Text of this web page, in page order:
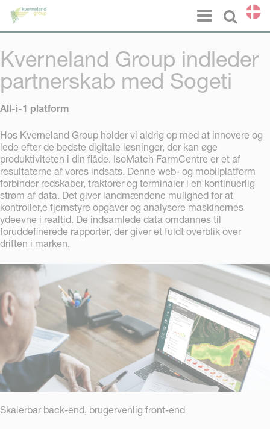
Select
Menu
Kverneland Group indleder
partnerskab med Sogeti
All-i-1 platform
Hos Kverneland Group holder vi aldrig op med at innovere og
lede efter de bedste digitale løsninger, der kan øge
produktiviteten i din flåde. IsoMatch FarmCentre er et af
resultaterne af vores indsats. Denne web- og mobilplatform
forbinder redskaber, traktorer og terminaler i en kontinuerlig
strøm af data. Det giver landmændene mulighed for at
kontroller,e fjernstyre opgaver og analysere maskinernes
ydeevne i realtid. De indsamlede data omdannes til
foruddefinerede rapporter, der giver et fuldt overblik over
driften i marken.
Skalerbar back-end, brugervenlig front-end
CCookie-styringspanel